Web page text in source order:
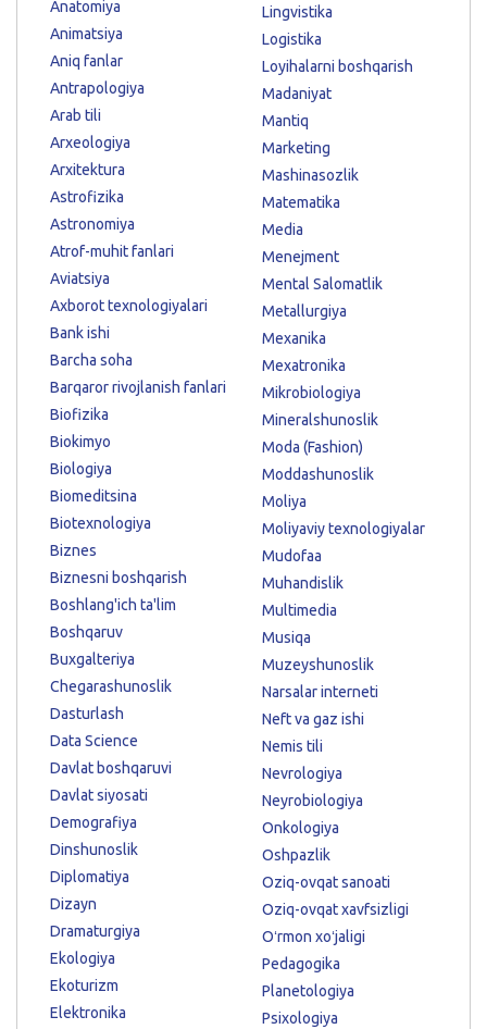
Anatomiya
Animatsiya
Aniq fanlar
Antrapologiya
Arab tili
Arxeologiya
Arxitektura
Astrofizika
Astronomiya
Atrof-muhit fanlari
Aviatsiya
Axborot texnologiyalari
Bank ishi
Barcha soha
Barqaror rivojlanish fanlari
Biofizika
Biokimyo
Biologiya
Biomeditsina
Biotexnologiya
Biznes
Biznesni boshqarish
Boshlang'ich ta'lim
Boshqaruv
Buxgalteriya
Chegarashunoslik
Dasturlash
Data Science
Davlat boshqaruvi
Davlat siyosati
Demografiya
Dinshunoslik
Diplomatiya
Dizayn
Dramaturgiya
Ekologiya
Ekoturizm
Elektronika
Lingvistika
Logistika
Loyihalarni boshqarish
Madaniyat
Mantiq
Marketing
Mashinasozlik
Matematika
Media
Menejment
Mental Salomatlik
Metallurgiya
Mexanika
Mexatronika
Mikrobiologiya
Mineralshunoslik
Moda (Fashion)
Moddashunoslik
Moliya
Moliyaviy texnologiyalar
Mudofaa
Muhandislik
Multimedia
Musiqa
Muzeyshunoslik
Narsalar interneti
Neft va gaz ishi
Nemis tili
Nevrologiya
Neyrobiologiya
Onkologiya
Oshpazlik
Oziq-ovqat sanoati
Oziq-ovqat xavfsizligi
Oʻrmon xoʻjaligi
Pedagogika
Planetologiya
Psixologiya